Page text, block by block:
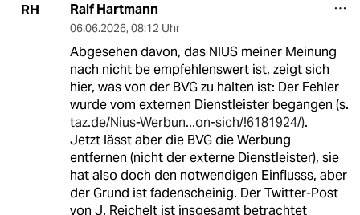
RH Ralf Hartmann
06.06.2026, 08:12 Uhr
Abgesehen davon, das NIUS meiner Meinung
nach nicht be empfehlenswert ist, zeigt sich
hier, was von der BVG zu halten ist: Der Fehler
wurde vom externen Dienstleister begangen (s.
taz.de/Nius-Werbun...on-sich/!6181924/).
Jetzt lässt aber die BVG die Werbung
entfernen (nicht der externe Dienstleister), sie
hat also doch den notwendigen Einflusss, aber
der Grund ist fadenscheinig. Der Twitter-Post
von J. Reichelt ist insgesamt betrachtet